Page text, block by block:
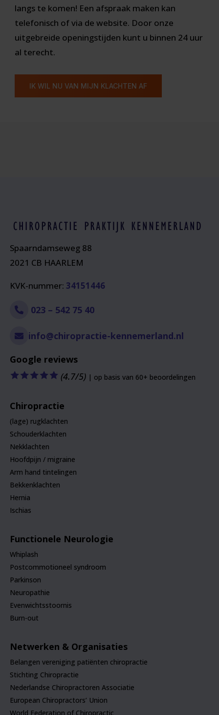
langs te komen! Een afspraak maken kan
telefonisch of via de website. Door onze
uitgebreide openingstijden kunt u binnen 24 uur
al terecht.
IK WIL NU VAN MIJN KLACHTEN AF
Spaarndamseweg 88
2021 CB HAARLEM
KVK-nummer: 34151446
023 – 542 75 40
info@chiropractie-kennemerland.nl
Google reviews
🟊🟊🟊🟊🟊 (4.7/5) | op basis van 60+ beoordelingen
Chiropractie
(lage) rugklachten
Schouderklachten
Nekklachten
Hoofdpijn / migraine
Arm hand tintelingen
Bekkenklachten
Hernia
Ischias
Functionele Neurologie
Whiplash
Postcommotioneel syndroom
Parkinson
Neuropathie
Evenwichtsstoornis
Burn-out
Netwerken & Organisaties
Belangen vereniging patiënten chiropractie
Stichting Chiropractie
Nederlandse Chiropractoren Associatie
European Chiropractors’ Union
World Federation of Chiropractic